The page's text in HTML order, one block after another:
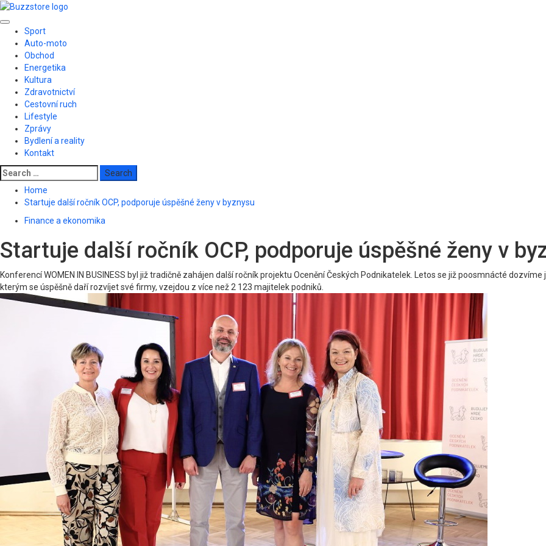
Skip
content
Primary
Menu
Sport
Auto-moto
Obchod
Energetika
Kultura
Zdravotnictví
Cestovní ruch
Lifestyle
Zprávy
Bydlení a reality
Kontakt
Search
for:
Home
Startuje další ročník OCP, podporuje úspěšné ženy v byznysu
Finance a ekonomika
Startuje další ročník OCP, podporuje úspěšné ženy v
Konferencí WOMEN IN BUSINESS byl již tradičně zahájen další ročník projektu Ocenění Českých Podnikatelek. Letos se již poosmnácté
kterým se úspěšně daří rozvíjet své firmy, vzejdou z více než 2 123 majitelek podniků.